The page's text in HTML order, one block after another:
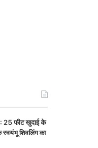
: 25 फीट खुदाई के
स्वयंभू शिवलिंग का